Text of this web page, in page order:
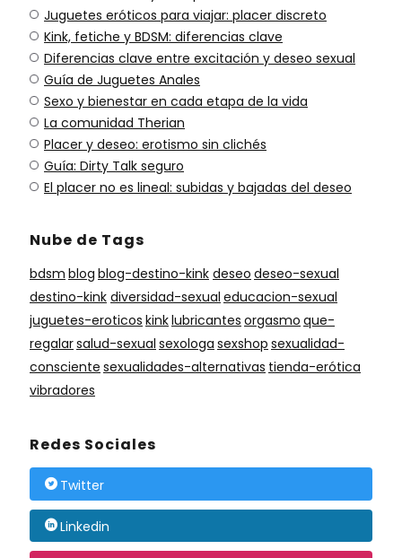
Juguetes eróticos para viajar: placer discreto
Kink, fetiche y BDSM: diferencias clave
Diferencias clave entre excitación y deseo sexual
Guía de Juguetes Anales
Sexo y bienestar en cada etapa de la vida
La comunidad Therian
Placer y deseo: erotismo sin clichés
Guía: Dirty Talk seguro
El placer no es lineal: subidas y bajadas del deseo
Nube de Tags
bdsm blog blog-destino-kink deseo deseo-sexual
destino-kink diversidad-sexual educacion-sexual
juguetes-eroticos kinklubricantes orgasmo que-
regalarsalud-sexual sexologa sexshop sexualidad-
consciente sexualidades-alternativas tienda-erótica
vibradores
Redes Sociales
Twitter
Linkedin